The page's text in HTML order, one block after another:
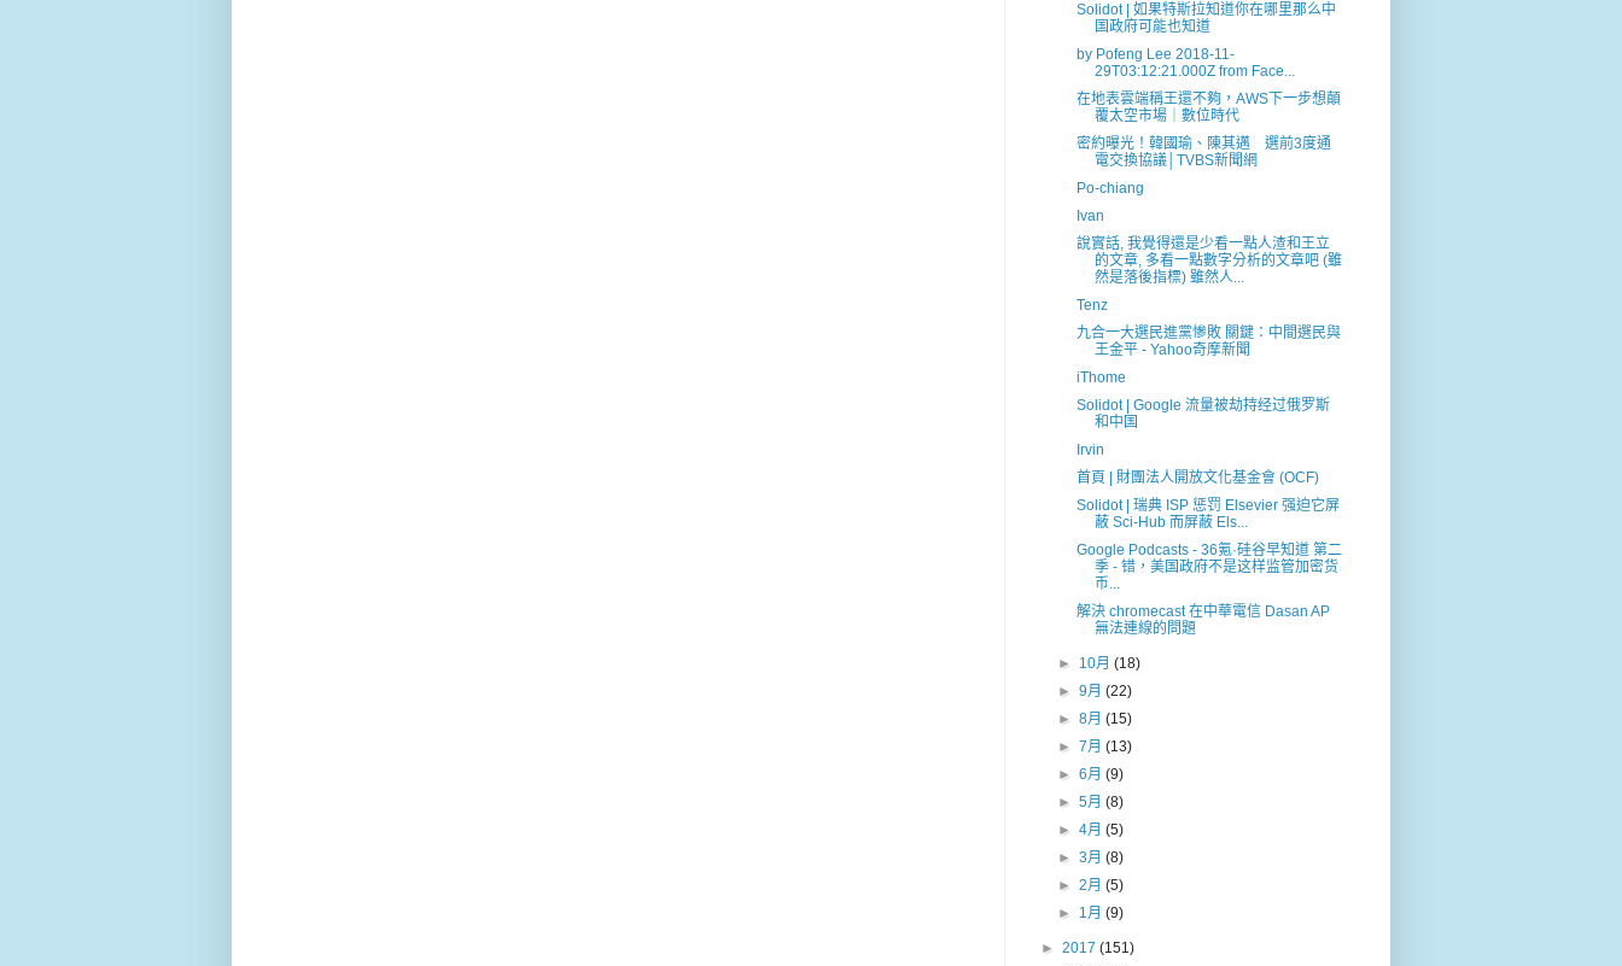
Solidot | 如果特斯拉知道你在哪里那么中
国政府可能也知道
by Pofeng Lee 2018-11-
29T03:12:21.000Z from Face...
在地表雲端稱王還不夠，AWS下一步想顛
覆太空市場｜數位時代
密約曝光！韓國瑜、陳其邁 選前3度通
電交換協議│TVBS新聞網
Po-chiang
Ivan
說實話, 我覺得還是少看一點人渣和王立
的文章, 多看一點數字分析的文章吧 (雖
然是落後指標) 雖然人...
Tenz
九合一大選民進黨慘敗 關鍵：中間選民與
王金平 - Yahoo奇摩新聞
iThome
Solidot | Google 流量被劫持经过俄罗斯
和中国
Irvin
首頁 | 財團法人開放文化基金會 (OCF)
Solidot | 瑞典 ISP 惩罚 Elsevier 强迫它屏
蔽 Sci-Hub 而屏蔽 Els...
Google Podcasts - 36氪·硅谷早知道 第二
季 - 错，美国政府不是这样监管加密货
币...
解決 chromecast 在中華電信 Dasan AP
無法連線的問題
► 10月(18)
►9月(22)
►8月(15)
►7月(13)
►6月(9)
►5月(8)
►4月(5)
►3月(8)
►2月(5)
► 1月(9)
► 2017 (151)